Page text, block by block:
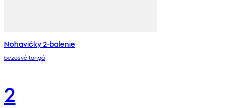
Nohavičky 2-balenie
bezošvé tangá
2